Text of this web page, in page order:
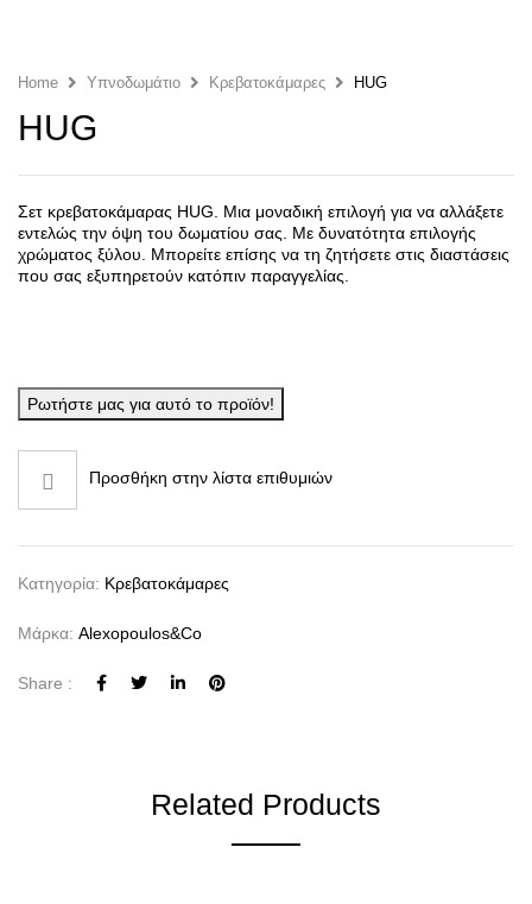
Home Υπνο­δωμάτιο Κρεβατο­κάμαρες HUG
HUG
Σετ κρεβατοκάμαρας HUG. Μια μοναδική επιλογή για να αλλάξετε
εντελώς την όψη του δωματίου σας. Με δυνατότητα επιλογής
χρώματος ξύλου. Μπορείτε επίσης να τη ζητήσετε στις διαστάσεις
που σας εξυπηρετούν κατόπιν παραγγελίας.
Ρωτήστε μας για αυτό το προϊόν!
Προσθήκη στην λίστα επιθυμιών
Κατηγορία: Κρεβατο­κάμαρες
Μάρκα: Alexopoulos&co
Share :
Related Products